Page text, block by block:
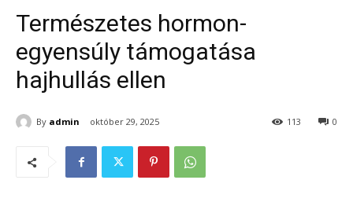
Természetes hormon-
egyensúly támogatása
hajhullás ellen
By admin október 29, 2025 0
113